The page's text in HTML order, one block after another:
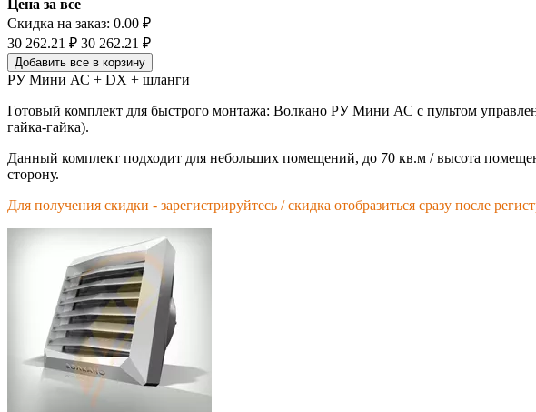
Цена за все
Скидка на заказ: 0.00 ₽
30 262.21 ₽ 30 262.21 ₽
Добавить все в корзину
РУ Мини АС + DX + шланги
Готовый комплект для быстрого монтажа: Волкано РУ Мини АС с пультом
гайка-гайка).
Данный комплект подходит для небольших помещений, до 70 кв.м / высота
сторону.
Для получения скидки - зарегистрируйтесь / скидка отобразиться сразу после